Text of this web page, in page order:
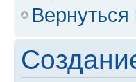
Вернуться